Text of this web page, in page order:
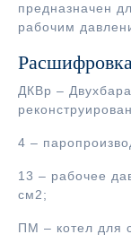
предназначен
рабочим
ДКВр –
4 –
13 – рабочее
см2;
ПМ – котел для